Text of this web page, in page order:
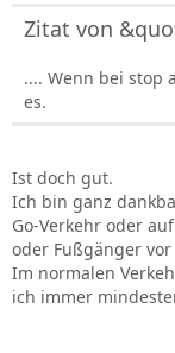
Zitat von
.... Wenn bei stop
es.
Ist doch gut.
Ich bin ganz
Go-Verkehr oder
oder Fußgänger
Im normalen
ich immer